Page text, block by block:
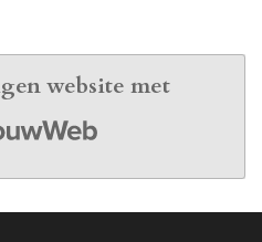
website met